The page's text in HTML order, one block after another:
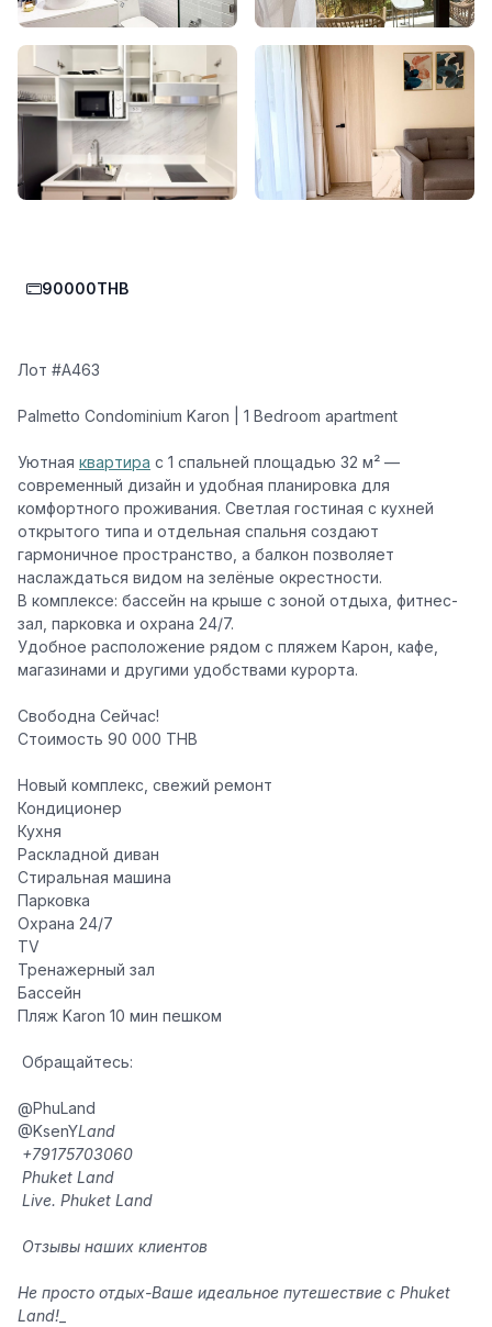
90000THB
Лот #А463
Palmetto Condominium Karon | 1 Bedroom apartment
Уютная квартира с 1 спальней площадью 32 м² —
современный дизайн и удобная планировка для
комфортного проживания. Светлая гостиная с кухней
открытого типа и отдельная спальня создают
гармоничное пространство, а балкон позволяет
наслаждаться видом на зелёные окрестности.
В комплексе: бассейн на крыше с зоной отдыха, фитнес-
зал, парковка и охрана 24/7.
Удобное расположение рядом с пляжем Карон, кафе,
магазинами и другими удобствами курорта.
Свободна Сейчас!
Стоимость 90 000 ТНВ
️Новый комплекс, свежий ремонт
️Кондиционер
️Кухня
️Раскладной диван
️Стиральная машина
️Парковка
️Охрана 24/7
️TV
️Тренажерный зал
️Бассейн
️Пляж Karon 10 мин пешком
️ Обращайтесь:
️@PhuLand
️@KsenYLand
️ +79175703060
️ Phuket Land
️ Live. Phuket Land
️ Отзывы наших клиентов
Не просто отдых-Ваше идеальное путешествие с Phuket
Land!